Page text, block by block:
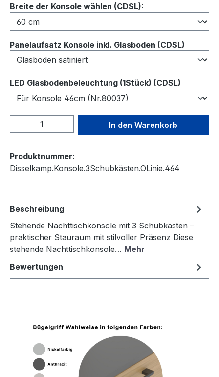
Breite der Konsole wählen (CDSL):
Panelaufsatz Konsole inkl. Glasboden (CDSL)
LED Glasbodenbeleuchtung (1Stück) (CDSL)
Produkt Anzahl: Gib denIn den Warenkorb
Produktnummer:
Disselkamp.Konsole.3Schubkästen.OLinie.464
Beschreibung
Stehende Nachttischkonsole mit 3 Schubkästen –
praktischer Stauraum mit stilvoller Präsenz Diese
stehende Nachttischkonsole… Mehr
Bewertungen